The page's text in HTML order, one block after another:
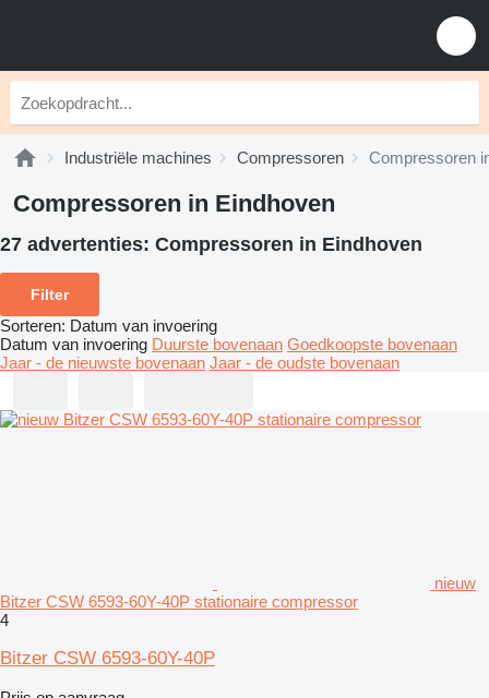
Industriële machines Compressoren Compressoren
Compressoren in Eindhoven
27 advertenties: Compressoren in Eindhoven
Filter
Sorteren: Datum van invoering
Datum van invoering Duurste bovenaan Goedkoopste bovenaan
Jaar - de nieuwste bovenaan Jaar - de oudste bovenaan
nieuw
Bitzer CSW 6593-60Y-40P stationaire compressor
4
Bitzer CSW 6593-60Y-40P